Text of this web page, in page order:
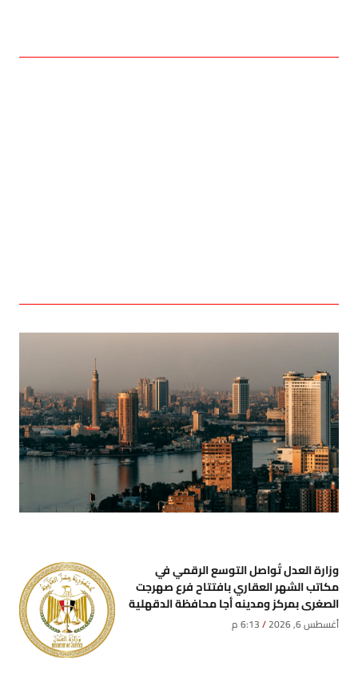
وزارة العدل تُواصل التوسع الرقمي في
مكاتب الشهر العقاري بافتتاح فرع صهرجت
الصغرى بمركز ومدينه أجا محافظة الدقهلية
أغسطس 6, 2026